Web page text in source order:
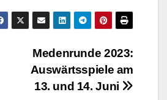
Medenrunde 2023:
Auswärtsspiele am
13. und 14. Juni